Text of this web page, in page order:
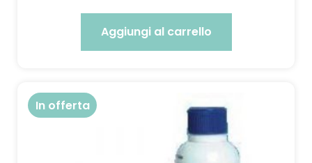
Aggiungi al carrello
In offerta